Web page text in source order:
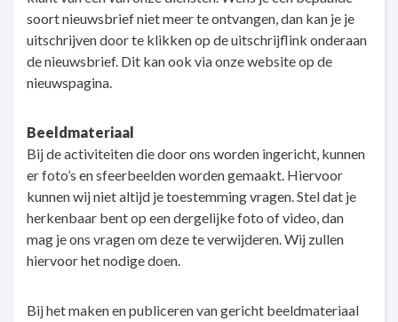
soort nieuwsbrief niet meer te ontvangen, dan kan je je
uitschrijven door te klikken op de uitschrijflink onderaan
de nieuwsbrief. Dit kan ook via onze website op de
nieuwspagina.
Beeldmateriaal
Bij de activiteiten die door ons worden ingericht, kunnen
er foto’s en sfeerbeelden worden gemaakt. Hiervoor
kunnen wij niet altijd je toestemming vragen. Stel dat je
herkenbaar bent op een dergelijke foto of video, dan
mag je ons vragen om deze te verwijderen. Wij zullen
hiervoor het nodige doen.
Bij het maken en publiceren van gericht beeldmateriaal